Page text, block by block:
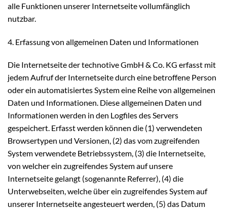
alle Funktionen unserer Internetseite vollumfänglich
nutzbar.
4. Erfassung von allgemeinen Daten und Informationen
Die Internetseite der technotive GmbH & Co. KG erfasst mit
jedem Aufruf der Internetseite durch eine betroffene Person
oder ein automatisiertes System eine Reihe von allgemeinen
Daten und Informationen. Diese allgemeinen Daten und
Informationen werden in den Logfiles des Servers
gespeichert. Erfasst werden können die (1) verwendeten
Browsertypen und Versionen, (2) das vom zugreifenden
System verwendete Betriebssystem, (3) die Internetseite,
von welcher ein zugreifendes System auf unsere
Internetseite gelangt (sogenannte Referrer), (4) die
Unterwebseiten, welche über ein zugreifendes System auf
unserer Internetseite angesteuert werden, (5) das Datum